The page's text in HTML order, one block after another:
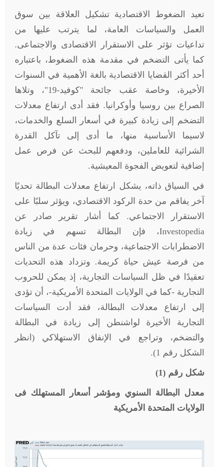
تعيد الضغوط الاقتصادية تشكيل العلاقة بين سوق
العمل والسياسات العامة، لما يترتب عليها من
تداعيات تؤثر على الاستقرار الاقتصادى والاجتماعى.
كما يأتى التضخم في مقدمة هذه الضغوط، باعتباره
أحد أكثر القضايا الاقتصادية بالغة الأهمية في السنوات
الأخيرة، وخاصة عقب جائحة "كوفيد-19"، وتلاها
الصراع بين روسيا وأوكرانيا. فقد أدى ارتفاع معدلات
التضخم إلى زيادة كبيرة في أسعار السلع والخدمات،
لاسيما الأساسية منها، ما أدى إلى تآكل القدرة
الشرائية للعاملين، ودفعهم للبحث عن فرص عمل
إضافية لتعويض الفجوة المعيشية.
في السياق ذاته، يشكل ارتفاع معدلات البطالة تحديًا
آخر يفاقم من حدة الركود الاقتصادي، ويؤثر سلبًا على
الاستقرار الاجتماعي. كما أشار تقرير صادر عن
Investopedia، فإن البطالة تسهم في زيادة
الاضطرابات الاجتماعية، وحرمان فئات عدة من الناس
من فرصة عيش حياة كريمة. وتزداد هذه التحديات
تعقيدًا في ظل السياسات التجارية، إذ يمكن للحروب
التجارية -كما في الولايات المتحدة الأمريكية-، أن تؤدى
إلى ارتفاع معدلات البطالة، فقد أدت السياسات
التجارية الأخيرة لواشنطن إلى زيادة في البطالة
والتضخم، وتراجع في الإنفاق الاستهلاكي (انظر
الشكل رقم 1)
.
شكل رقم (1)
معدل البطالة السنوي ومؤشر أسعار المستهلك فى
الولايات المتحدة الأمريكية